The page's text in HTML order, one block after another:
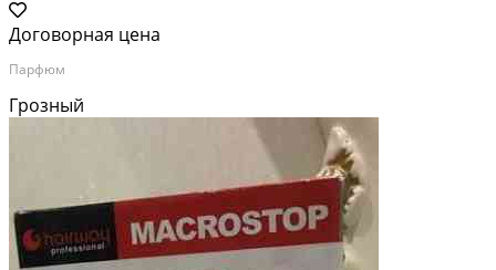
Договорная цена
Парфюм
Грозный